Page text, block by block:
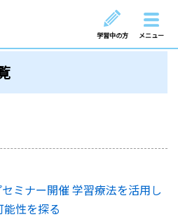
学習中の方 メニュー
ミナー開催 学習療法を活用し
性を探る